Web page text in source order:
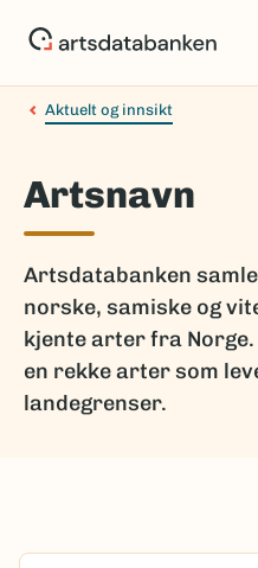
Aktuelt og innsikt
Artsnavn
Artsdatabanken
norske, samiske og
kjente arter fra
en rekke arter som
landegrenser.